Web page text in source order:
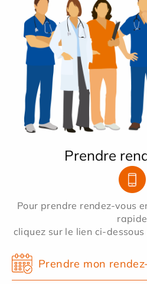
Prendre
Pour prendre rendez-vous
rapide
cliquez sur le lien ci-
Prendre mon